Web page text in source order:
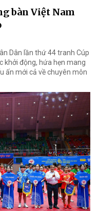
bàn Việt Nam
Dân lần thứ 44 tranh Cúp
khởi động, hứa hẹn mang
ấn mới cả về chuyên môn